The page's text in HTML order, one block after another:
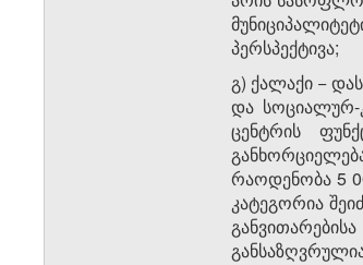
პერსპექტივა;
გ) ქალაქი −
და
ცენტრის
რაოდენობა 5
კატეგორია